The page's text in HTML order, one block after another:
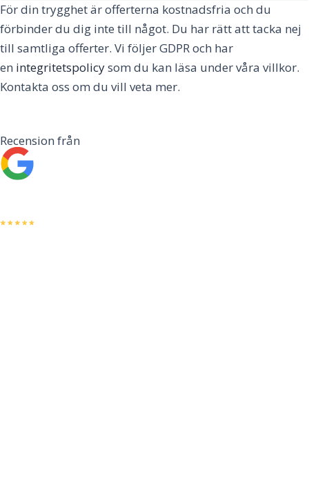
För din trygghet är offerterna kostnadsfria och du
förbinder du dig inte till något. Du har rätt att tacka nej
till samtliga offerter. Vi följer GDPR och har
en integritetspolicysom du kan läsa under våra villkor.
Kontakta oss om du vill veta mer.
Recension från